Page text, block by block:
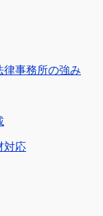
律事務所の強み
対応